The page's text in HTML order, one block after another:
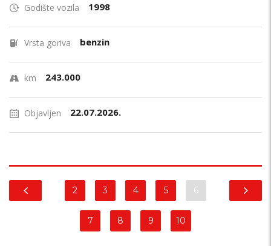
Godište vozila 1998
Vrsta goriva benzin
km 243.000
Objavljen 22.07.2026.
2 3 4 5 6
7 8 9 10